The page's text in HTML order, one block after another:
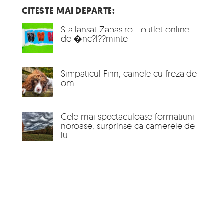
CITESTE MAI DEPARTE:
S-a lansat Zapas.ro - outlet online
de �nc?l??minte
Simpaticul Finn, cainele cu freza de
om
Cele mai spectaculoase formatiuni
noroase, surprinse ca camerele de
lu